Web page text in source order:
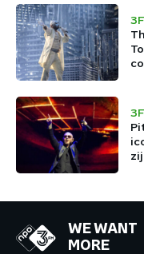
WE WANT
MORE